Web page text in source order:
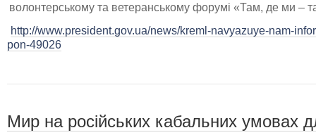
волонтерському та ветеранському форумі «Там, де ми –
http://www.president.gov.ua/news/kreml-navyazuye-nam-
pon-49026
Мир на російських кабальних умовах